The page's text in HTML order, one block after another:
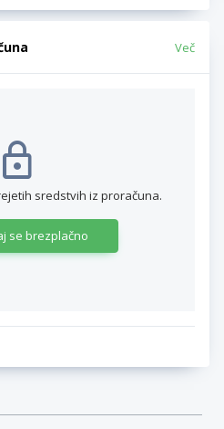
Več
sredstvih iz proračuna.
se brezplačno